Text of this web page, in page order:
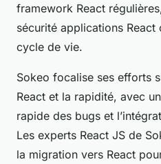
framework React
sécurité applications
cycle de vie.
Sokeo focalise ses efforts
React et la rapidité, avec
rapide des bugs et
Les experts React JS de
la migration vers React